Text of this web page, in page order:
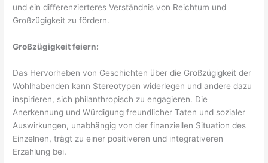
und ein differenzierteres Verständnis von Reichtum und
Großzügigkeit zu fördern.
Großzügigkeit feiern:
Das Hervorheben von Geschichten über die Großzügigkeit der
Wohlhabenden kann Stereotypen widerlegen und andere dazu
inspirieren, sich philanthropisch zu engagieren. Die
Anerkennung und Würdigung freundlicher Taten und sozialer
Auswirkungen, unabhängig von der finanziellen Situation des
Einzelnen, trägt zu einer positiveren und integrativeren
Erzählung bei.